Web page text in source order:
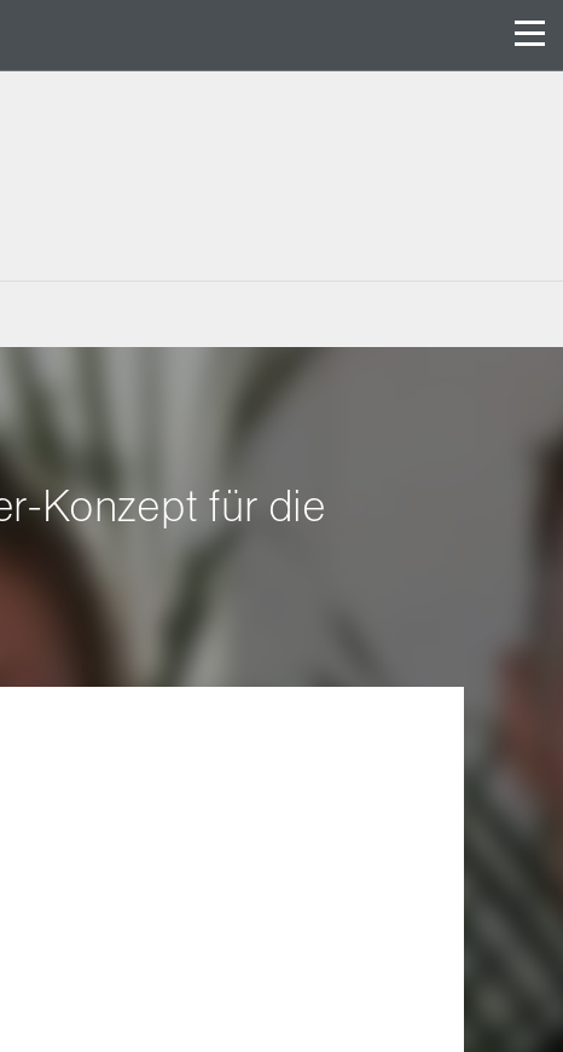
Konzept für die